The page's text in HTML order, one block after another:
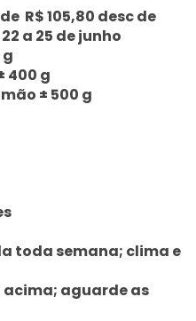
R$ 105,80 desc de
a 25 de junho
400 g
± 500 g
toda semana; clima e
aguarde as